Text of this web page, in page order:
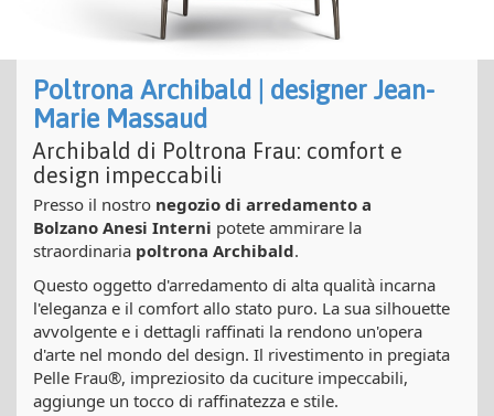
Poltrona Archibald | designer Jean-
Marie Massaud
Archibald di Poltrona Frau: comfort e
design impeccabili
Presso il nostro negozio di arredamento a
Bolzano Anesi Interni potete ammirare la
straordinaria poltrona Archibald.
Questo oggetto d'arredamento di alta qualità incarna
l'eleganza e il comfort allo stato puro. La sua silhouette
avvolgente e i dettagli raffinati la rendono un'opera
d'arte nel mondo del design. Il rivestimento in pregiata
Pelle Frau®, impreziosito da cuciture impeccabili,
aggiunge un tocco di raffinatezza e stile.